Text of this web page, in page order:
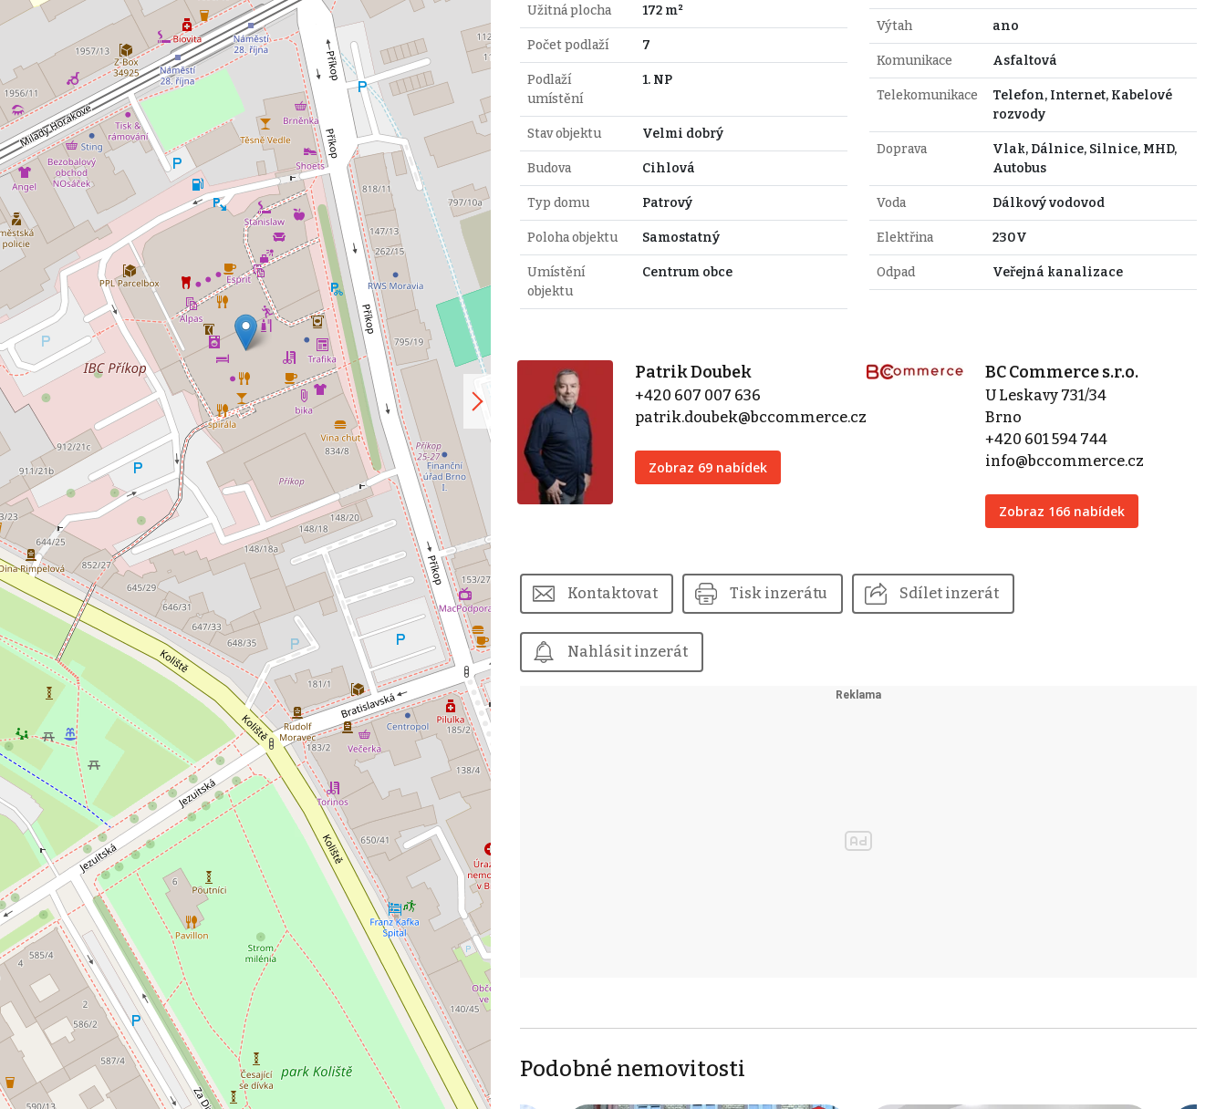
Užitná plocha 172 m²
Počet podlaží 7
Podlaží
umístění
1. NP
Stav objektu Velmi dobrý
Budova Cihlová
Typ domu Patrový
Poloha objektu Samostatný
Umístění
objektu
Centrum obce
Výtah ano
Komunikace Asfaltová
Telekomunikace
Telefon, Internet, Kabelové
rozvody
Doprava
Vlak, Dálnice, Silnice, MHD,
Autobus
Voda Dálkový vodovod
Elektřina 230V
Odpad Veřejná kanalizace
Patrik Doubek
+420 607 007 636
patrik.doubek@bccommerce.cz
Zobraz 69 nabídek
BC Commerce s.r.o.
U Leskavy 731/34
Brno
+420 601 594 744
info@bccommerce.cz
Zobraz 166 nabídek
Kontaktovat Tisk inzerátu Sdílet inzerát
Nahlásit inzerát
Podobné nemovitosti